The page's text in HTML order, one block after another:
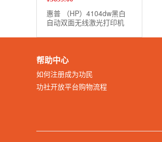
惠普 （HP）4104dw黑白
自动双面无线激光打印机
连接 企业办公商用
帮助中心
如何注册成为功民
功社开放平台购物流程